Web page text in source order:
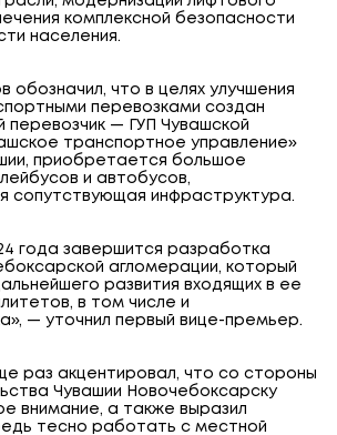
комплексной безопасности
населения.
обозначил, что в целях улучшения
перевозками создан
перевозчик — ГУП Чувашской
транспортное управление»
приобретается большое
и автобусов,
сопутствующая инфраструктура.
года завершится разработка
агломерации, который
развития входящих в ее
в том числе и
— уточнил первый вице-премьер.
раз акцентировал, что со стороны
Чувашии Новочебоксарску
внимание, а также выразил
тесно работать с местной